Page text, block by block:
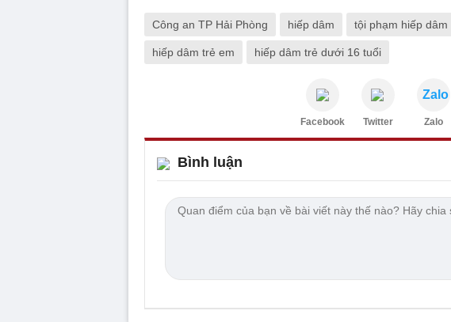
Công an TP Hải Phòng hiếp dâm tội phạm hiếp dâm
hiếp dâm trẻ em hiếp dâm trẻ dưới 16 tuổi
Facebook Twitter
Zalo
Zalo
Bình luận